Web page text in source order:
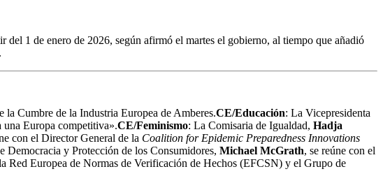
del 1 de enero de 2026, según afirmó el martes el gobierno, al tiempo que añadió
.
la Cumbre de la Industria Europea de Amberes.CE/Educación: La Vicepresidenta
una Europa competitiva».CE/Feminismo: La Comisaria de Igualdad, Hadja
con el Director General de la Coalition for Epidemic Preparedness Innovations
Democracia y Protección de los Consumidores, Michael McGrath, se reúne con el
Red Europea de Normas de Verificación de Hechos (EFCSN) y el Grupo de